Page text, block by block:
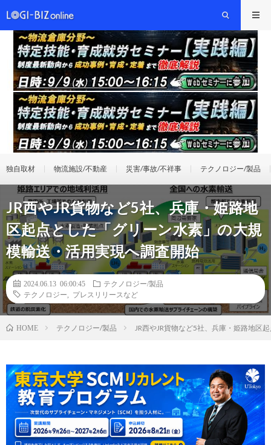
独自取材 物流施設/不動産 災害/事故/不祥事 テクノロジー/製品
JR西やJR貨物など5社、兵庫・姫路地
区起点とした「グリーン水素」の大規
模輸送・活用実現へ調査開始
2024.06.13 06:00:45
テクノロジー/製品
テクノロジー
プレスリリースなど
HOME テクノロジー/製品 JR西やJR貨物など5社、兵庫・姫路地区